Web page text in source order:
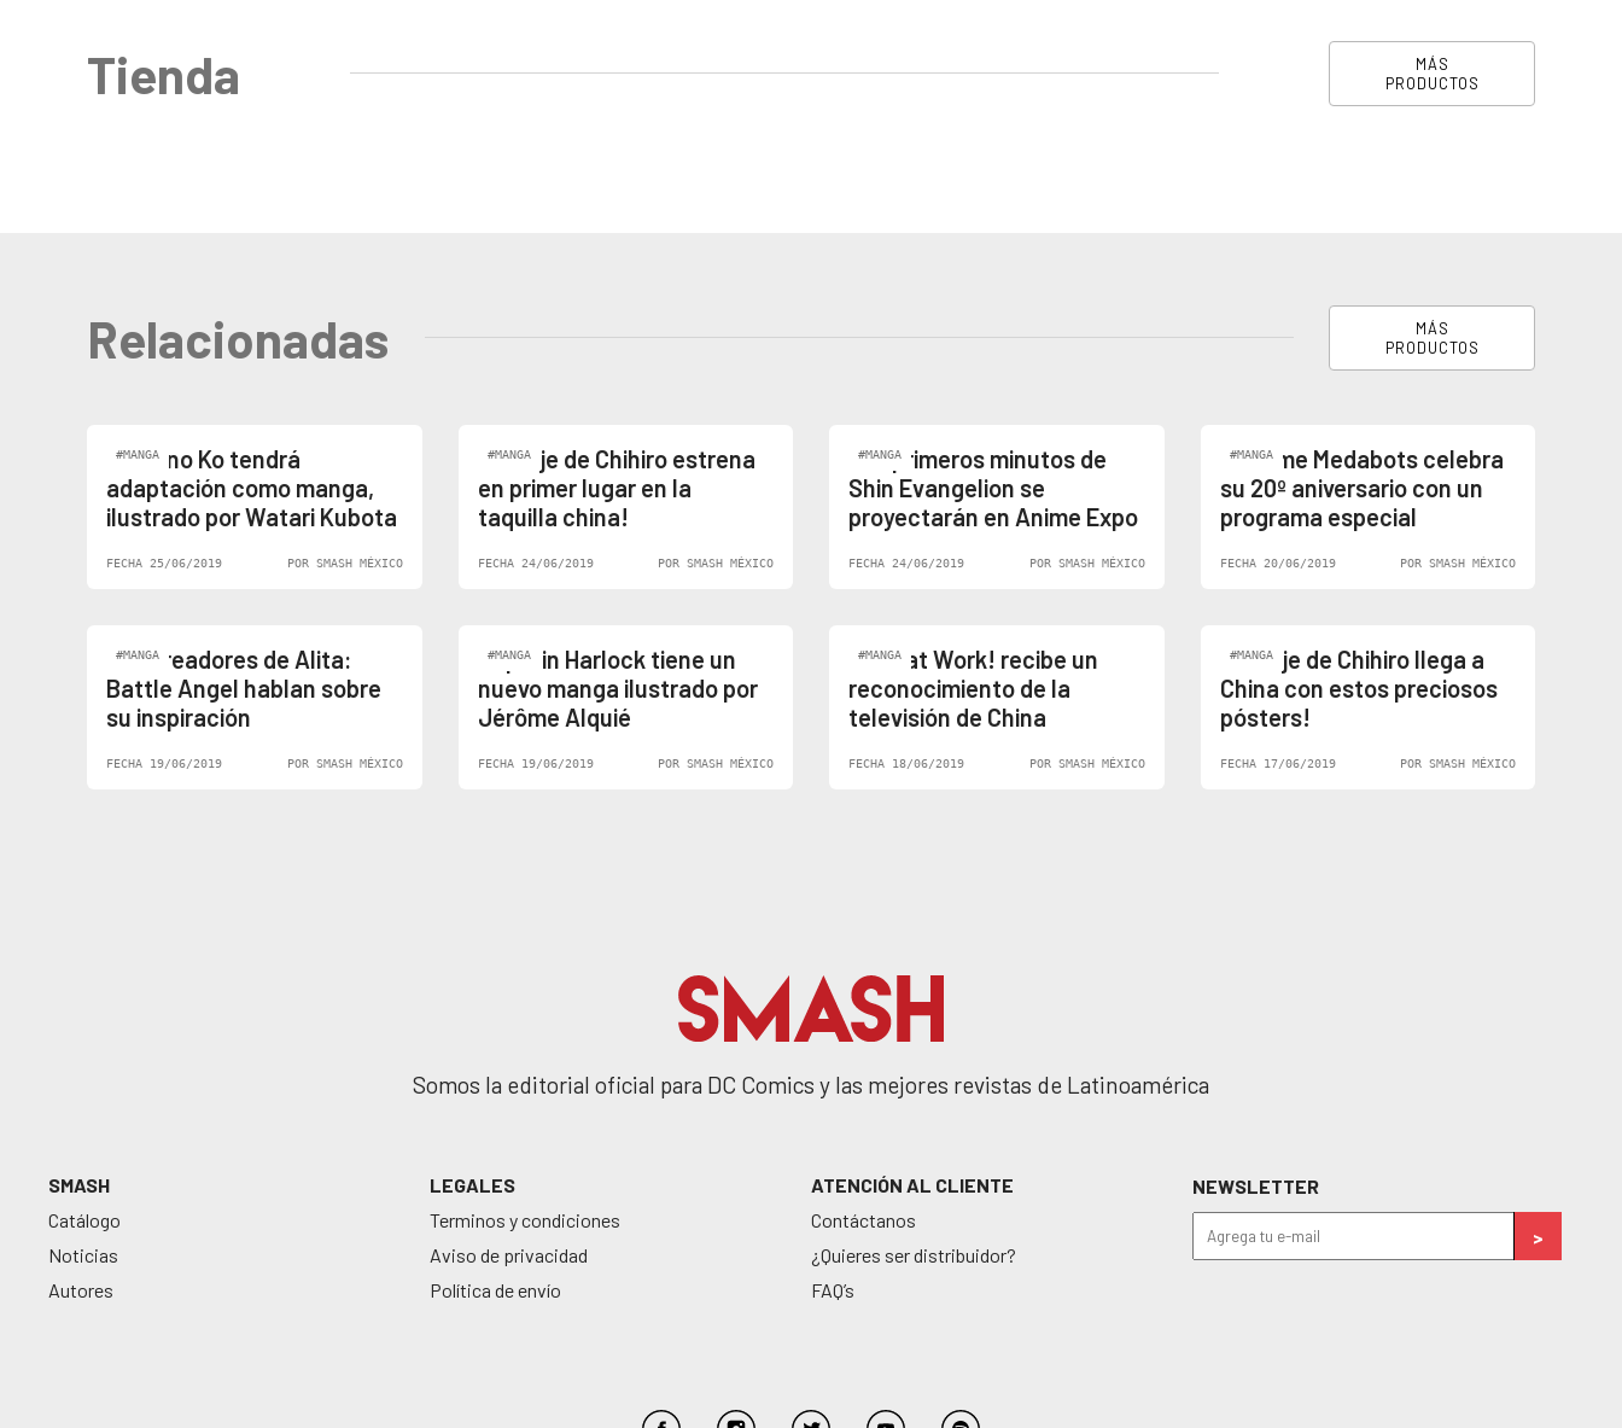
Tienda
MÁS
PRODUCTOS
Relacionadas
MÁS
PRODUCTOS
#MANGA
Tenki no Ko tendrá
adaptación como manga,
ilustrado por Watari Kubota
FECHA 25/06/2019 POR SMASH MÉXICO
#MANGA
¡El viaje de Chihiro estrena
en primer lugar en la
taquilla china!
FECHA 24/06/2019 POR SMASH MÉXICO
#MANGA
Los primeros minutos de
Shin Evangelion se
proyectarán en Anime Expo
FECHA 24/06/2019 POR SMASH MÉXICO
#MANGA
El anime Medabots celebra
su 20º aniversario con un
programa especial
FECHA 20/06/2019 POR SMASH MÉXICO
#MANGA
Los creadores de Alita:
Battle Angel hablan sobre
su inspiración
FECHA 19/06/2019 POR SMASH MÉXICO
#MANGA
Captain Harlock tiene un
nuevo manga ilustrado por
Jérôme Alquié
FECHA 19/06/2019 POR SMASH MÉXICO
#MANGA
Cells at Work! recibe un
reconocimiento de la
televisión de China
FECHA 18/06/2019 POR SMASH MÉXICO
#MANGA
¡El viaje de Chihiro llega a
China con estos preciosos
pósters!
FECHA 17/06/2019 POR SMASH MÉXICO
Somos la editorial oficial para DC Comics y las mejores revistas de Latinoamérica
SMASH
Catálogo
Noticias
Autores
LEGALES
Terminos y condiciones
Aviso de privacidad
Política de envío
ATENCIÓN AL CLIENTE
Contáctanos
¿Quieres ser distribuidor?
FAQ’s
NEWSLETTER